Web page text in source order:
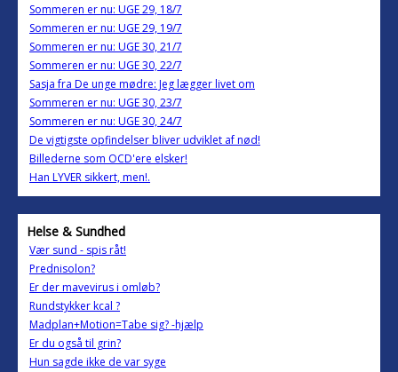
Sommeren er nu: UGE 29, 18/7
Sommeren er nu: UGE 29, 19/7
Sommeren er nu: UGE 30, 21/7
Sommeren er nu: UGE 30, 22/7
Sasja fra De unge mødre: Jeg lægger livet om
Sommeren er nu: UGE 30, 23/7
Sommeren er nu: UGE 30, 24/7
De vigtigste opfindelser bliver udviklet af nød!
Billederne som OCD'ere elsker!
Han LYVER sikkert, men!.
Helse & Sundhed
Vær sund - spis råt!
Prednisolon?
Er der mavevirus i omløb?
Rundstykker kcal ?
Madplan+Motion=Tabe sig? -hjælp
Er du også til grin?
Hun sagde ikke de var syge